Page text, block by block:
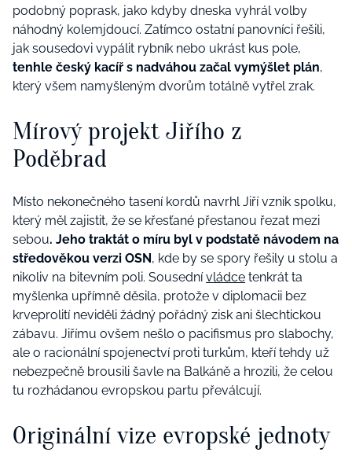
podobný poprask, jako kdyby dneska vyhrál volby
náhodný kolemjdoucí. Zatímco ostatní panovníci řešili,
jak sousedovi vypálit rybník nebo ukrást kus pole,
tenhle český kacíř s nadváhou začal vymýšlet plán,
který všem namyšleným dvorům totálně vytřel zrak.
Mírový projekt Jiřího z
Poděbrad
Místo nekonečného tasení kordů navrhl Jiří vznik spolku,
který měl zajistit, že se křesťané přestanou řezat mezi
sebou. Jeho traktát o míru byl v podstatě návodem na
středověkou verzi OSN, kde by se spory řešily u stolu a
nikoliv na bitevním poli. Sousednívládce tenkrát ta
myšlenka upřímně děsila, protože v diplomacii bez
krveprolití neviděli žádný pořádný zisk ani šlechtickou
zábavu. Jiřímu ovšem nešlo o pacifismus pro slabochy,
ale o racionální spojenectví proti turkům, kteří tehdy už
nebezpečně brousili šavle na Balkáně a hrozili, že celou
tu rozhádanou evropskou partu převálcují.
Originální vize evropské jednoty